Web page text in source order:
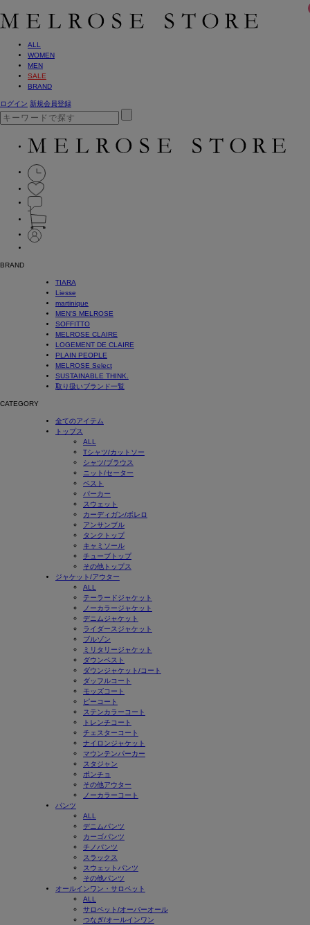
ALL
WOMEN
MEN
SALE
BRAND
ログイン 新規会員登録
BRAND
TIARA
Liesse
martinique
MEN'S MELROSE
SOFFITTO
MELROSE CLAIRE
LOGEMENT DE CLAIRE
PLAIN PEOPLE
MELROSE Select
SUSTAINABLE THINK.
取り扱いブランド一覧
CATEGORY
全てのアイテム
トップス
ALL
Tシャツ/カットソー
シャツ/ブラウス
ニット/セーター
ベスト
パーカー
スウェット
カーディガン/ボレロ
アンサンブル
タンクトップ
キャミソール
チューブトップ
その他トップス
ジャケット/アウター
ALL
テーラードジャケット
ノーカラージャケット
デニムジャケット
ライダースジャケット
ブルゾン
ミリタリージャケット
ダウンベスト
ダウンジャケット/コート
ダッフルコート
モッズコート
ピーコート
ステンカラーコート
トレンチコート
チェスターコート
ナイロンジャケット
マウンテンパーカー
スタジャン
ポンチョ
その他アウター
ノーカラーコート
パンツ
ALL
デニムパンツ
カーゴパンツ
チノパンツ
スラックス
スウェットパンツ
その他パンツ
オールインワン・サロペット
ALL
サロペット/オーバーオール
つなぎ/オールインワン